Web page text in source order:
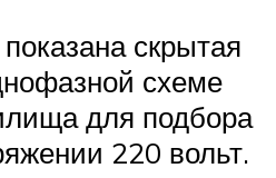
скрытая
схеме
для подбора
220 вольт.